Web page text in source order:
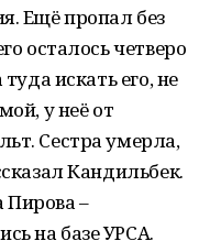
Ещё пропал без
осталось четверо
искать его, не
у неё от
Сестра умерла,
Кандильбек.
–
на базе УРСА.